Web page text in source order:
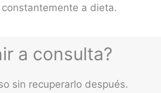
a dieta.
a consulta?
sin recuperarlo después.